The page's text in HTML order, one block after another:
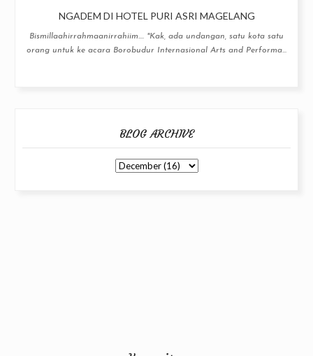
NGADEM DI HOTEL PURI ASRI MAGELANG
Bismillaahirrahmaanirrahiim.... "Kak, ada undangan, satu kota satu
orang untuk ke acara Borobudur Internasional Arts and Performa...
BLOG ARCHIVE